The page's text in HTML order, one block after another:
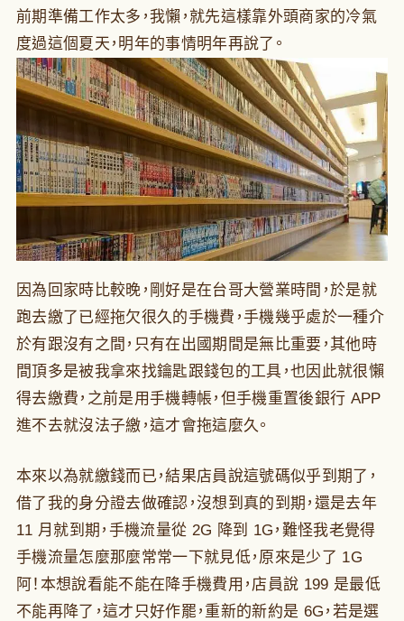
前期準備工作太多，我懶，就先這樣靠外頭商家的冷氣
度過這個夏天，明年的事情明年再說了。
因為回家時比較晚，剛好是在台哥大營業時間，於是就
跑去繳了已經拖欠很久的手機費，手機幾乎處於一種介
於有跟沒有之間，只有在出國期間是無比重要，其他時
間頂多是被我拿來找鑰匙跟錢包的工具，也因此就很懶
得去繳費，之前是用手機轉帳，但手機重置後銀行 APP
進不去就沒法子繳，這才會拖這麼久。
本來以為就繳錢而已，結果店員說這號碼似乎到期了，
借了我的身分證去做確認，沒想到真的到期，還是去年
11 月就到期，手機流量從 2G 降到 1G，難怪我老覺得
手機流量怎麼那麼常常一下就見低，原來是少了 1G
阿！本想說看能不能在降手機費用，店員說 199 是最低
不能再降了，這才只好作罷，重新的新約是 6G，若是選